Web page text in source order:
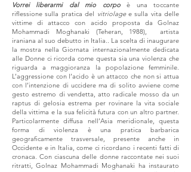
Vorrei liberarmi dal mio corpoè una toccante
riflessione sulla pratica del vitriolagee sulla vita delle
vittime di attacco con acido proposta da Golnaz
Mohammadi Moghanaki (Teheran, 1988), artista
iraniana al suo debutto in Italia.. La scelta di inaugurare
la mostra nella Giornata internazionalmente dedicata
alle Donne ci ricorda come questa sia una violenza che
riguarda a maggioranza la popolazione femminile.
L’aggressione con l’acido è un attacco che non si attua
con l’intenzione di uccidere ma di solito avviene come
gesto estremo di vendetta, atto radicale mosso da un
raptus di gelosia estrema per rovinare la vita sociale
della vittima e la sua felicità futura con un altro partner.
Particolarmente diffusa nell’Asia meridionale, questa
forma di violenza è una pratica barbarica
geograficamente trasversale, presente anche in
Occidente e in Italia, come ci ricordano i recenti fatti di
cronaca. Con ciascuna delle donne raccontate nei suoi
ritratti, Golnaz Mohammadi Moghanaki ha instaurato